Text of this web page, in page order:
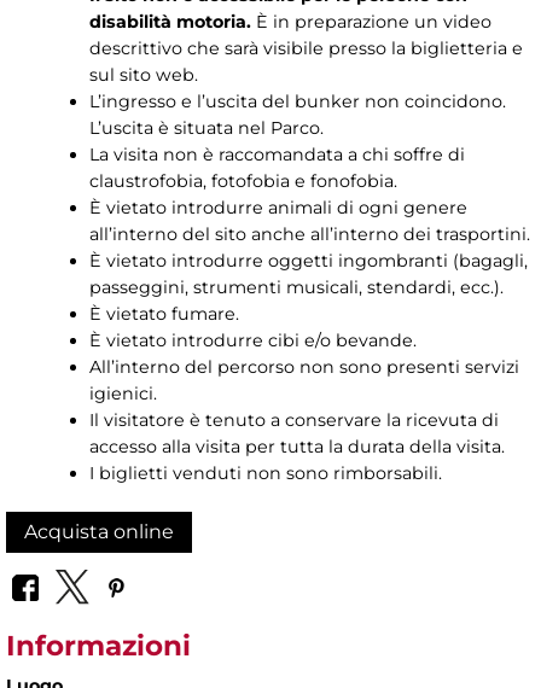
disabilità motoria.È in preparazione un video
descrittivo che sarà visibile presso la biglietteria e
sul sito web.
L’ingresso e l’uscita del bunker non coincidono.
L’uscita è situata nel Parco.
La visita non è raccomandata a chi soffre di
claustrofobia, fotofobia e fonofobia.
È vietato introdurre animali di ogni genere
all’interno del sito anche all’interno dei trasportini.
È vietato introdurre oggetti ingombranti (bagagli,
passeggini, strumenti musicali, stendardi, ecc.).
È vietato fumare.
È vietato introdurre cibi e/o bevande.
All’interno del percorso non sono presenti servizi
igienici.
Il visitatore è tenuto a conservare la ricevuta di
accesso alla visita per tutta la durata della visita.
I biglietti venduti non sono rimborsabili.
Acquista online
Informazioni